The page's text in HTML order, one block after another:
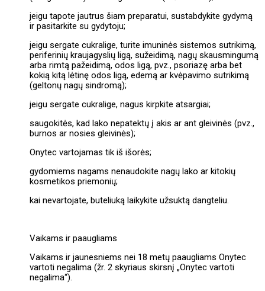
jeigu tapote jautrus šiam preparatui, sustabdykite gydymą
ir pasitarkite su gydytoju;
jeigu sergate cukralige, turite imuninės sistemos sutrikimą,
periferinių kraujagyslių ligą, sužeidimą, nagų skausmingumą
arba rimtą pažeidimą, odos ligą, pvz., psoriazę arba bet
kokią kitą lėtinę odos ligą, edemą ar kvėpavimo sutrikimą
(geltonų nagų sindromą);
jeigu sergate cukralige, nagus kirpkite atsargiai;
saugokitės, kad lako nepatektų į akis ar ant gleivinės (pvz.,
burnos ar nosies gleivinės);
Onytec vartojamas tik iš išorės;
gydomiems nagams nenaudokite nagų lako ar kitokių
kosmetikos priemonių;
kai nevartojate, buteliuką laikykite užsuktą dangteliu.
Vaikams ir paaugliams
Vaikams ir jaunesniems nei 18 metų paaugliams Onytec
vartoti negalima (žr. 2 skyriaus skirsnį „Onytec vartoti
negalima“).